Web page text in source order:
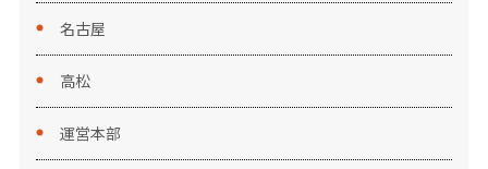
名古屋
高松
運営本部